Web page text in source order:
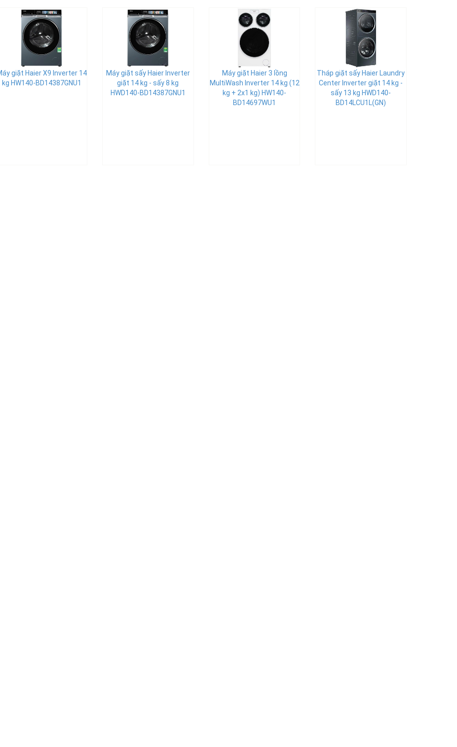
giặt Haier X9 Inverter 14
kg HW140-BD14387GNU1
Máy giặt sấy Haier Inverter
giặt 14 kg - sấy 8 kg
HWD140-BD14387GNU1
Máy giặt Haier 3 lồng
MultiWash Inverter 14 kg (12
kg + 2x1 kg) HW140-
BD14697WU1
Tháp giặt sấy Haier Laundry
Center Inverter giặt 14 kg -
sấy 13 kg HWD140-
BD14LCU1L(GN)